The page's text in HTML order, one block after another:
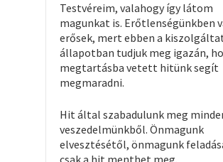
Testvéreim, valahogy így látom
magunkat is. Erőtlenségünkben
erősek, mert ebben a
állapotban tudjuk meg igazán,
megtartásba vetett hitünk segít
megmaradni.
Hit által szabadulunk meg
veszedelmünkből. Önmagunk
elvesztésétől, önmagunk
csak a hit menthet meg.